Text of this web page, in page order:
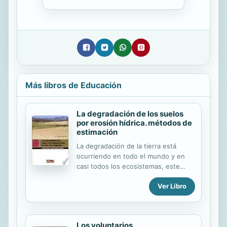
Más libros de Educación
La degradación de los suelos
por erosión hídrica. métodos de
estimación
La degradación de la tierra está
ocurriendo en todo el mundo y en
casi todos los ecosistemas, este
proceso tiene graves consecuencias
medioambientales y sobre el
potencial biológico y económico de la
importantes de la degradación de la
Ver Libro